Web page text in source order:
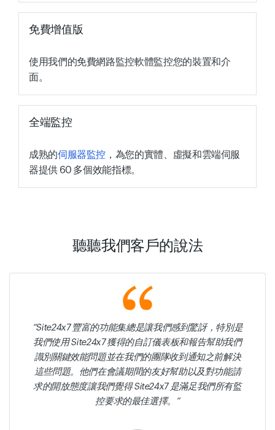
免費增值版
使用我們的免費網路監控軟體監控您的裝置和介
面。
全端監控
成熟的伺服器監控 ，為您的實體、虛擬和雲端伺服
器提供 60 多個效能指標。
聽聽我們客戶的說法
Site24x7 豐富的功能集總是讓我們感到驚訝，特別是
我們使用 Site24x7 獲得的自訂儀表板和報告幫助我們
識別關鍵效能問題並在我們的團隊收到通知之前解決
這些問題。他們在會議期間的友好幫助以及對功能請
求的開放態度讓我們覺得 Site24x7 是滿足我們所有監
控要求的最佳選擇。